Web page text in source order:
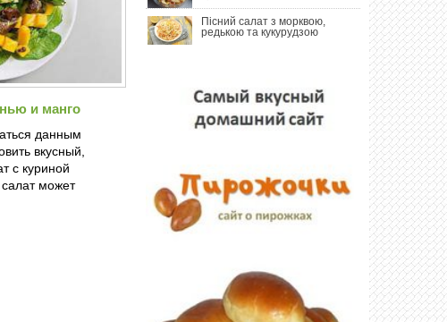
и манго
данным
вкусный,
с куриной
может
Пісний салат з морквою,
редькою та кукурудзою